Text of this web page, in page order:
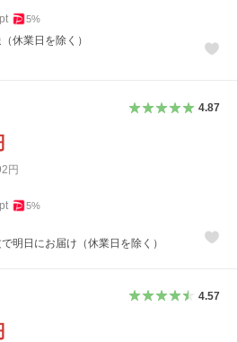
pt 5%
休業日を除く）
4.87
円
pt 5%
明日にお届け（休業日を除く）
4.57